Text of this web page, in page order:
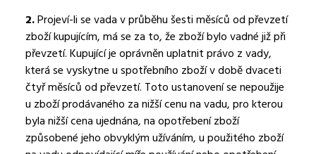
2.Projeví-li se vada v průběhu šesti měsíců od převzetí
zboží kupujícím, má se za to, že zboží bylo vadné již při
převzetí. Kupující je oprávněn uplatnit právo z vady,
která se vyskytne u spotřebního zboží v době dvaceti
čtyř měsíců od převzetí. Toto ustanovení se nepoužije
u zboží prodávaného za nižší cenu na vadu, pro kterou
byla nižší cena ujednána, na opotřebení zboží
způsobené jeho obvyklým užíváním, u použitého zboží